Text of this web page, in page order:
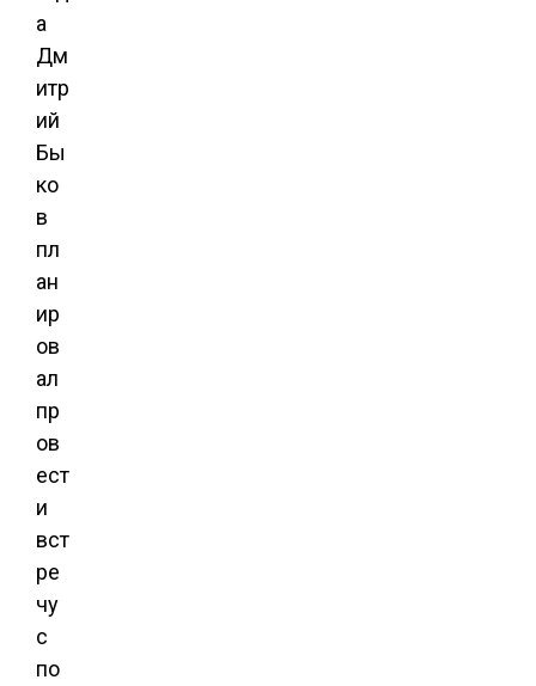
а
Дм
итр
ий
Бы
ко
в
пл
ан
ир
ов
ал
пр
ов
ест
и
вст
ре
чу
с
по